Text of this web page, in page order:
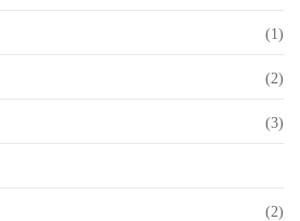
(1)
(2)
(3)
(2)